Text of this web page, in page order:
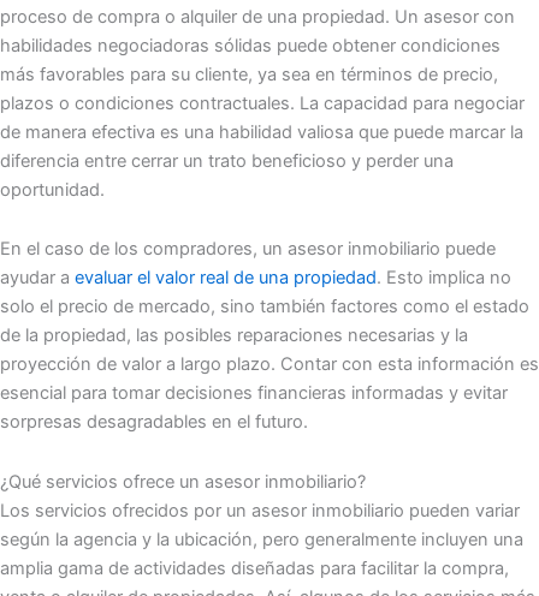
proceso de compra o alquiler de una propiedad. Un asesor con
habilidades negociadoras sólidas puede obtener condiciones
más favorables para su cliente, ya sea en términos de precio,
plazos o condiciones contractuales. La capacidad para negociar
de manera efectiva es una habilidad valiosa que puede marcar la
diferencia entre cerrar un trato beneficioso y perder una
oportunidad.
En el caso de los compradores, un asesor inmobiliario puede
ayudar a evaluar el valor real de una propiedad. Esto implica no
solo el precio de mercado, sino también factores como el estado
de la propiedad, las posibles reparaciones necesarias y la
proyección de valor a largo plazo. Contar con esta información es
esencial para tomar decisiones financieras informadas y evitar
sorpresas desagradables en el futuro.
¿Qué servicios ofrece un asesor inmobiliario?
Los servicios ofrecidos por un asesor inmobiliario pueden variar
según la agencia y la ubicación, pero generalmente incluyen una
amplia gama de actividades diseñadas para facilitar la compra,